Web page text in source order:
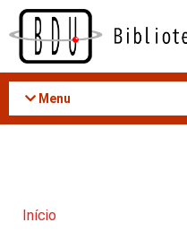
Acessar
conteúdo
Menu
Início